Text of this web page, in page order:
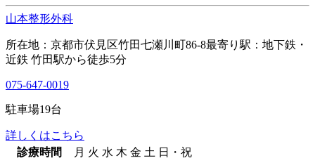
山本整形外科
所在地：京都市伏見区竹田七瀬川町86-8最寄り駅：地下鉄・
近鉄 竹田駅から徒歩5分
075-647-0019
駐車場19台
詳しくはこちら
診療時間
月 火 水 木 金 土 日・祝